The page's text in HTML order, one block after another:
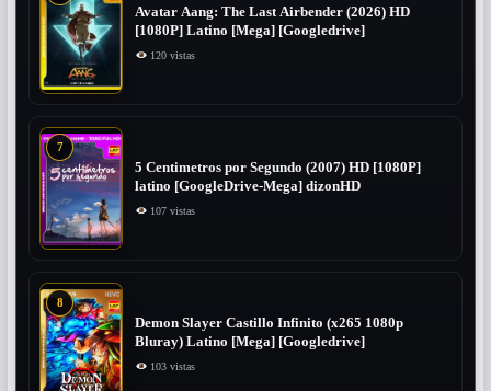
Avatar Aang: The Last Airbender (2026) HD
[1080P] Latino [Mega] [Googledrive]
120 vistas
7
5 Centimetros por Segundo (2007) ​HD [1080P]
latino [GoogleDrive-Mega] dizonHD
107 vistas
8
Demon Slayer Castillo Infinito (x265 1080p
Bluray) Latino [Mega] [Googledrive]
103 vistas